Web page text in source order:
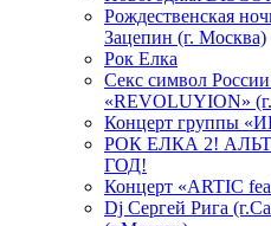
Рождественская
Зацепин (г. Москва)
Рок Елка
Секс символ
«REVOLUYION»
Концерт группы
РОК ЕЛКА 2!
ГОД!
Концерт «ARTIC
Dj Сергей Рига